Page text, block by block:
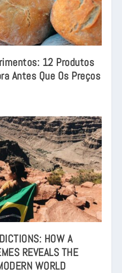
12 Produtos
Antes Que Os Preços
HOW A
REVEALS THE
WORLD